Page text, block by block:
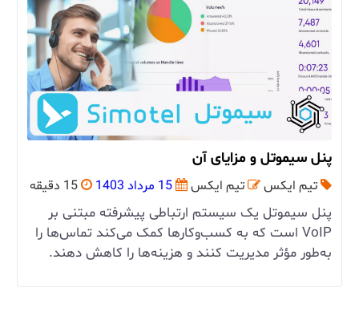
پنل سیموتل و مزایای آن
تیم ایکس تیم ایکس 15 مرداد 1403 15 دقیقه
پنل سیموتل یک سیستم ارتباطی پیشرفته مبتنی بر
VoIP است که به کسب‌وکارها کمک می‌کند تماس‌ها را
به‌طور مؤثر مدیریت کنند و هزینه‌ها را کاهش دهند.